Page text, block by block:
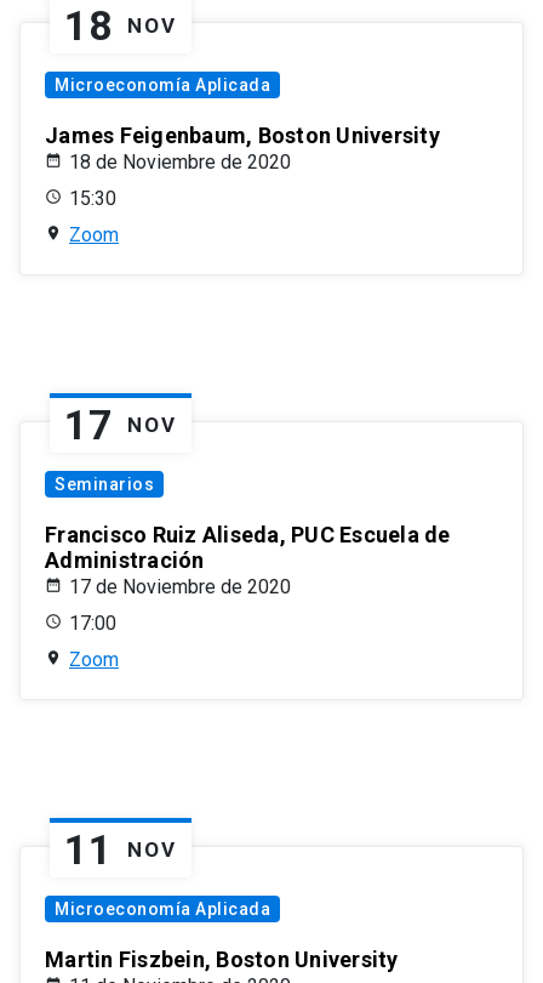
18 NOV
Microeconomía Aplicada
James Feigenbaum, Boston University
18 de Noviembre de 2020
15:30
Zoom
17 NOV
Seminarios
Francisco Ruiz Aliseda, PUC Escuela de
Administración
17 de Noviembre de 2020
17:00
Zoom
11 NOV
Microeconomía Aplicada
Martin Fiszbein, Boston University